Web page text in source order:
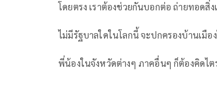
โดยตรง เราต้องช่วยกันบอกต่อ ถ่ายทอดสิ่
ไม่มีรัฐบาลใดในโลกนี้ จะปกครองบ้านเ
พี่น้องในจังหวัดต่างๆ ภาคอื่นๆ ก็ต้องคิดไ